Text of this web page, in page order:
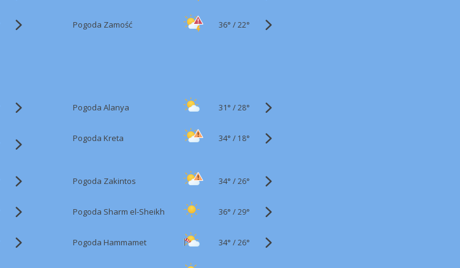
Pogoda Zamość 36° /22°
Pogoda Alanya 31° /28°
Pogoda Kreta 34° / 18°
Pogoda Zakintos 34° /26°
Pogoda Sharm el-Sheikh 36° /29°
Pogoda Hammamet 34° /26°